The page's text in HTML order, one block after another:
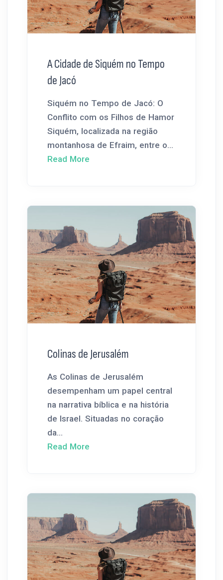
A Cidade de Siquém no Tempo
de Jacó
Siquém no Tempo de Jacó: O
Conflito com os Filhos de Hamor
Siquém, localizada na região
montanhosa de Efraim, entre o...
Read More
Colinas de Jerusalém
As Colinas de Jerusalém
desempenham um papel central
na narrativa bíblica e na história
de Israel. Situadas no coração
da...
Read More